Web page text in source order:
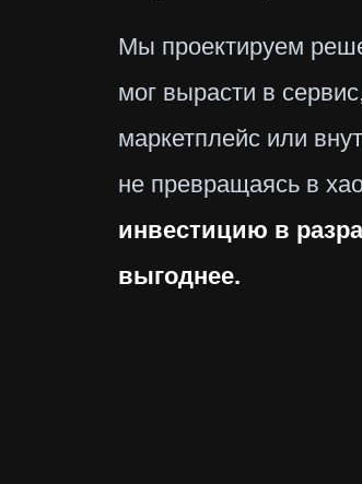
Мы проектируем
мог вырасти в
маркетплейс или
не превращаясь в
инвестицию в
выгоднее.